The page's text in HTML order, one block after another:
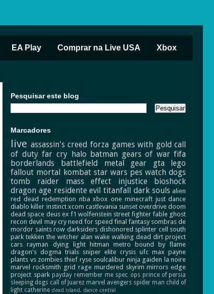
EA Play Comprar na Live USA Xbox
Pesquisar este blog
Marcadores
live assassin's creed forza games with gold call
of duty far cry halo batman gears of war fifa
borderlands
battlefield metal gear gta
lego
fallout mortal kombat star wars pes watch dogs
tomb raider
mass effect injustice
bioshock
dragon age residente evil titanfall dark souls alien
red dead redemption nba xbox one minecraft just dance
diablo killer instinct xcom castlevania sunset overdrive doom
dead space deus ex f1 wolfenstein street fighter fable ghost
recon devil may cry need for speed final fantasy sombras de
mordor saints row darksiders dishonored splinter cell south
park tekken the witcher alan wake walking dead dirt project
cars rayman dying light hitman metro
bound by flame
dragon's dogma trials sniper elite crysis ufc max payne
plants vs zombies thief ryse soulcalibur ninja gaiden la noire
marvel rocksmith grid rage murdered skyrim mirrors edge
project spark payday remember me spec ops prince of persia
sleeping dogs call of Juarez marvel avengers spider man child of
light catherine dead island. dance central